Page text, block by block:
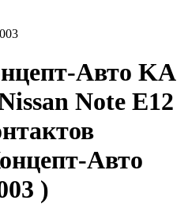
Авто KA
Note E12
Авто
)